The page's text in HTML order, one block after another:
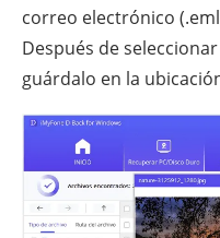
correo electrónico
Después de
guárdalo en la